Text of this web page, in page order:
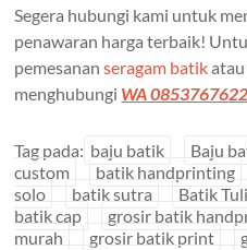
Segera hubungi kami untuk
penawaran harga terbaik!
pemesananseragam batik
menghubungi WA
Tag pada: baju batik Baju
custom
batik handprinting
solo
batik sutra Batik
batik cap
grosir batik
murah
grosir batik print